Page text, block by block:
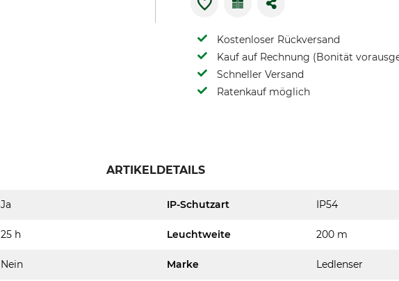
Kostenloser Rückversand
Kauf auf Rechnung (Bonität
Schneller Versand
Ratenkauf möglich
ARTIKELDETAILS
Ja IP-Schutzart IP54
25 h Leuchtweite 200 m
Nein Marke Ledlenser